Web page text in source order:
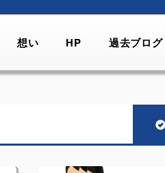
想い HP 過去ブログ